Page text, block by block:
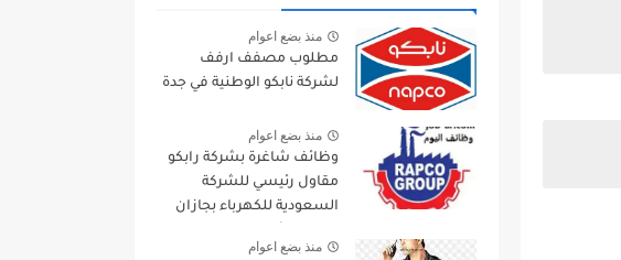
منذ بضع اعوام
مطلوب مصفف ارفف
لشركة نابكو الوطنية في جدة
منذ بضع اعوام
وظائف شاغرة بشركة رابكو
مقاول رئيسي للشركة
السعودية للكهرباء بجازان
منذ بضع اعوام